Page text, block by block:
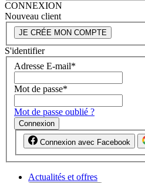
CONNEXION
Nouveau client
JE CRÉE MON COMPTE
S'identifier
Adresse E-mail*
Mot de passe*
Mot de passe oublié ?
Connexion
Connexion avec Facebook
Actualités et offres